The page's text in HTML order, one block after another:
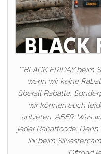
**BLACK FRIDAY beim
wenn wir keine
überall Rabatte,
wir können euch
anbieten. ABER: Was
jeder Rabattcode.
ihr beim